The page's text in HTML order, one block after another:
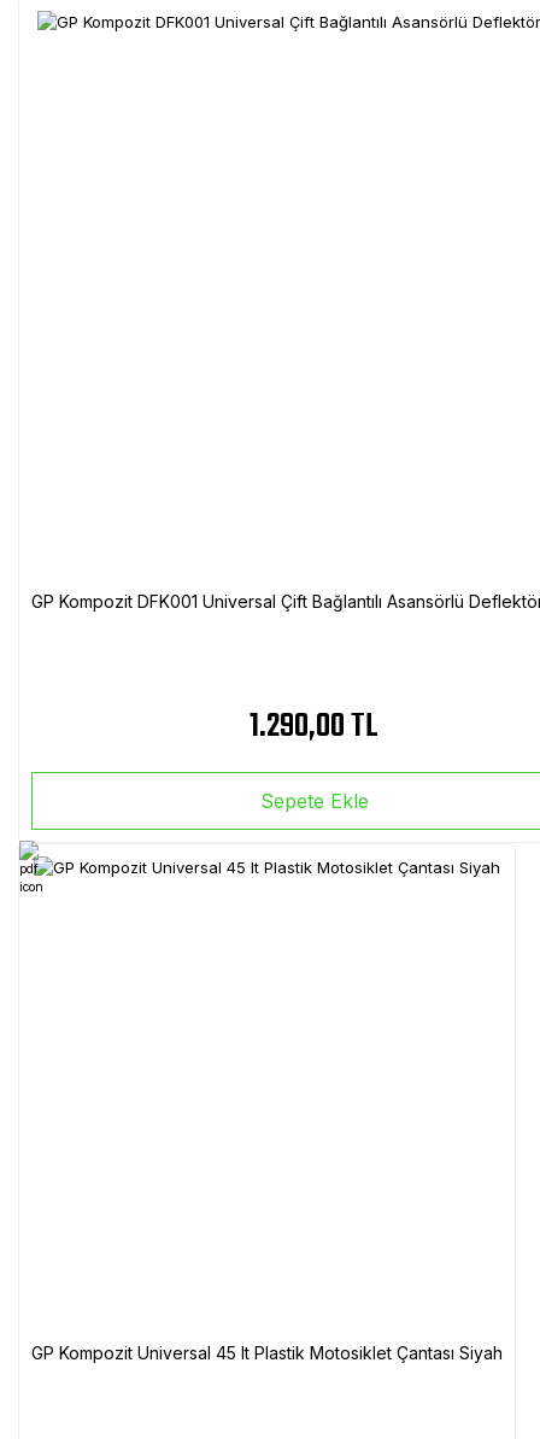
GP Kompozit DFK001 Universal Çift Bağlantılı Asansörlü
1.290,00 TL
Sepete Ekle
GP Kompozit Universal 45 lt Plastik Motosiklet Çantası Siyah